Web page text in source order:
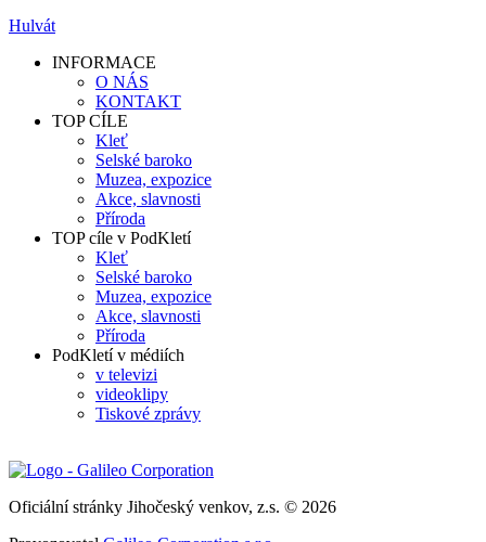
Hulvát
INFORMACE
O NÁS
KONTAKT
TOP CÍLE
Kleť
Selské baroko
Muzea, expozice
Akce, slavnosti
Příroda
TOP cíle v PodKletí
Kleť
Selské baroko
Muzea, expozice
Akce, slavnosti
Příroda
PodKletí v médiích
v televizi
videoklipy
Tiskové zprávy
Oficiální stránky Jihočeský venkov, z.s. © 2026